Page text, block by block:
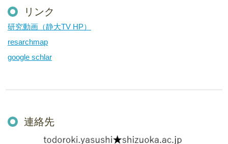
リンク
研究動画（静大TV HP）
resarchmap
google schlar
連絡先